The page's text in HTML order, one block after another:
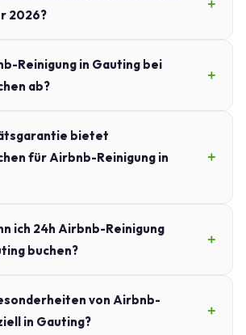
2026?
Reinigung in Gauting bei
ab?
bietet
für Airbnb-Reinigung in
ich 24h Airbnb-Reinigung
buchen?
von Airbnb-
in Gauting?